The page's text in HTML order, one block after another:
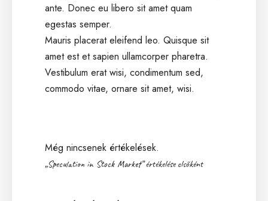
ante. Donec eu libero sit amet quam
egestas semper.
Mauris placerat eleifend leo. Quisque sit
amet est et sapien ullamcorper pharetra.
Vestibulum erat wisi, condimentum sed,
commodo vitae, ornare sit amet, wisi.
Még nincsenek értékelések.
„Speculation in Stock Market” értékelése elsőként